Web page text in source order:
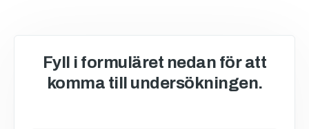
Fyll i formuläret nedan för att
komma till undersökningen.